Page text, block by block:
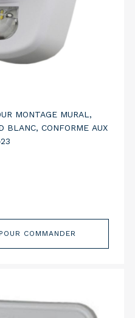
MONTAGE MURAL,
BLANC, CONFORME AUX
COMMANDER